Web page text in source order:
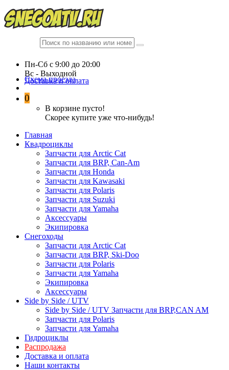
Пн-Сб c 9:00 до 20:00
Вc - Выходной
Схема проезда
Доставка и оплата
0
В корзине пусто!
Скорее купите уже что-нибудь!
Главная
Квадроциклы
Запчасти для Arctic Cat
Запчасти для BRP, Can-Am
Запчасти для Honda
Запчасти для Kawasaki
Запчасти для Polaris
Запчасти для Suzuki
Запчасти для Yamaha
Аксессуары
Экипировка
Снегоходы
Запчасти для Arctic Cat
Запчасти для BRP, Ski-Doo
Запчасти для Polaris
Запчасти для Yamaha
Экипировка
Аксессуары
Side by Side / UTV
Side by Side / UTV Запчасти для BRP,CAN AM
Запчасти для Polaris
Запчасти для Yamaha
Гидроциклы
Распродажа
Доставка и оплата
Наши контакты